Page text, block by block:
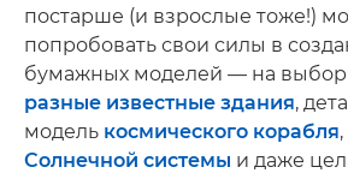
постарше (и взрослые тоже!)
попробовать свои силы в
бумажных моделей — на выбор
разные известные здания,
модель космического корабля
Солнечной системы и даже